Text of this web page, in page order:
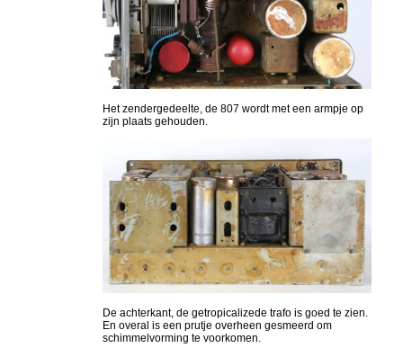
Het zendergedeelte, de 807 wordt met een armpje op
zijn plaats gehouden.
De achterkant, de getropicalizede trafo is goed te zien.
En overal is een prutje overheen gesmeerd om
schimmelvorming te voorkomen.